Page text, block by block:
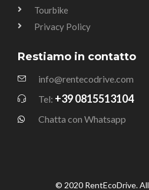
Tourbike
Privacy Policy
Restiamo in contatto
info@rentecodrive.com
Tel: +39 0815513104
Chatta con Whatsapp
© 2020 RentEcoDrive.